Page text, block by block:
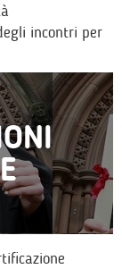
incontri per